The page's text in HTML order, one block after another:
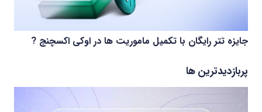
جایزه تتر رایگان با تکمیل ماموریت ها در اوکی اکسچنج ?
پربازدیدترین ها